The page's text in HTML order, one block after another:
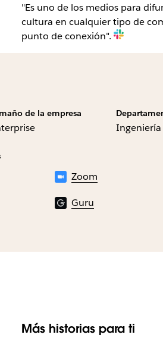
"Es uno de los medios para
cultura en cualquier tipo de
punto de conexión".
de la empresa
Ingeniería
Zoom
Guru
Más historias para ti